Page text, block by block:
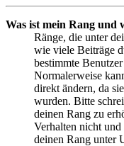
Was ist mein Rang und
Ränge, die unter
wie viele Beiträge
bestimmte
Normalerweise
direkt ändern, da
wurden. Bitte
deinen Rang zu
Verhalten nicht
deinen Rang unter